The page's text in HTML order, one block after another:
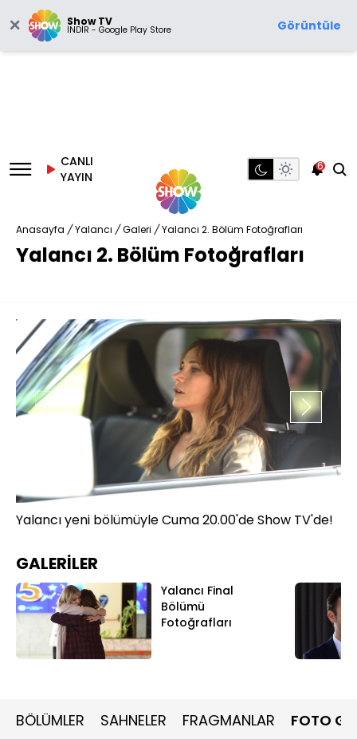
Show TV
İNDİR - Google Play Store Görüntüle
CANLI
YAYIN
6
Anasayfa / Yalancı / Galeri / Yalancı 2. Bölüm Fotoğrafları
Yalancı 2. Bölüm Fotoğrafları
Yalancı yeni bölümüyle Cuma 20.00'de Show TV'de!
GALERİLER
Yalancı Final
Bölümü
Fotoğrafları
BÖLÜMLER SAHNELER FRAGMANLAR FOTO